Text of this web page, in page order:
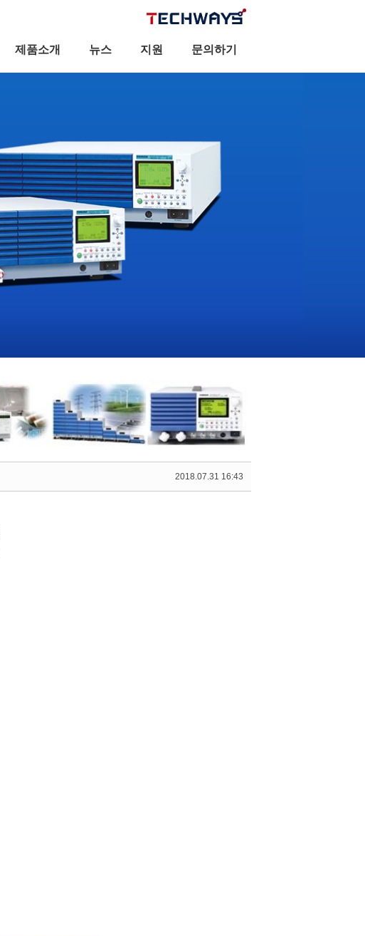
제품소개 뉴스 지원 문의하기
2018.07.31 16:43